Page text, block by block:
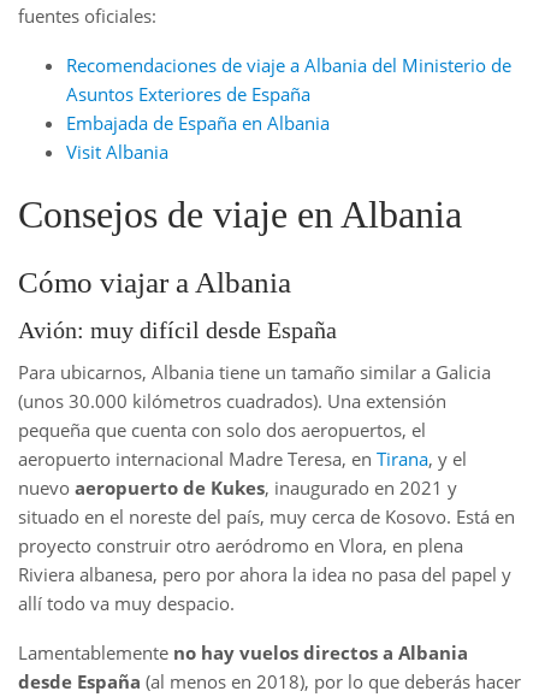
fuentes oficiales:
Recomendaciones de viaje a Albania del Ministerio de
Asuntos Exteriores de España
Embajada de España en Albania
Visit Albania
Consejos de viaje en Albania
Cómo viajar a Albania
Avión: muy difícil desde España
Para ubicarnos, Albania tiene un tamaño similar a Galicia
(unos 30.000 kilómetros cuadrados). Una extensión
pequeña que cuenta con solo dos aeropuertos, el
aeropuerto internacional Madre Teresa, en Tirana, y el
nuevo aeropuerto de Kukes, inaugurado en 2021 y
situado en el noreste del país, muy cerca de Kosovo. Está en
proyecto construir otro aeródromo en Vlora, en plena
Riviera albanesa, pero por ahora la idea no pasa del papel y
allí todo va muy despacio.
Lamentablemente no hay vuelos directos a Albania
desde España (al menos en 2018), por lo que deberás hacer